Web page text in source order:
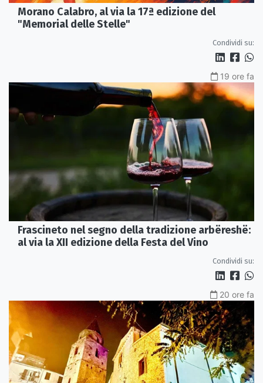
Morano Calabro, al via la 17ª edizione del
"Memorial delle Stelle"
Condividi su:
19 ore fa
Frascineto nel segno della tradizione arbëreshë:
al via la XII edizione della Festa del Vino
Condividi su:
20 ore fa